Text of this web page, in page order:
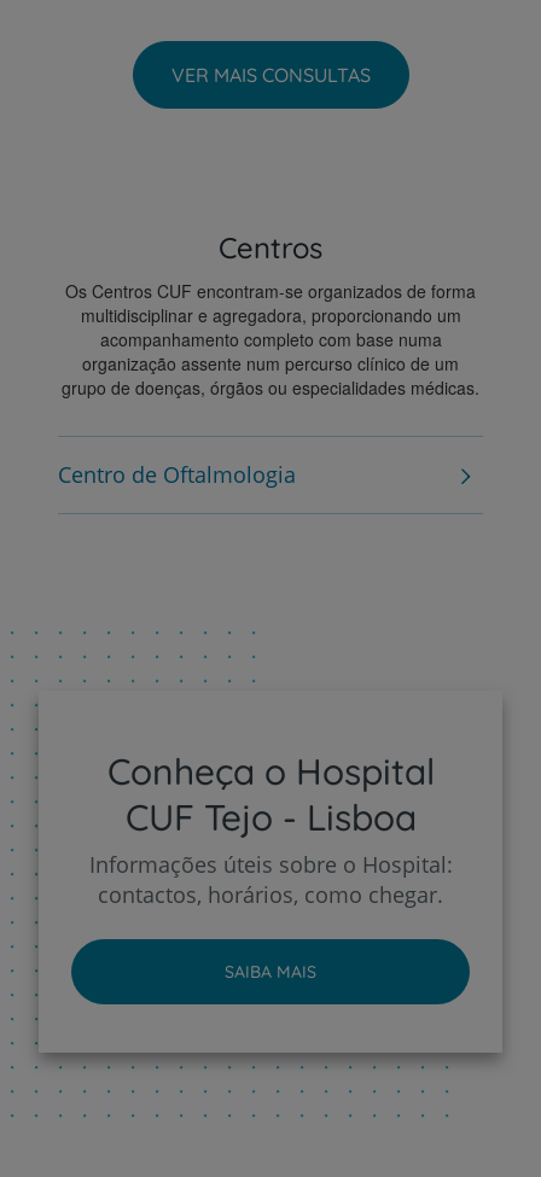
VER MAIS CONSULTAS
Centros
Os Centros CUF encontram-se organizados de forma
multidisciplinar e agregadora, proporcionando um
acompanhamento completo com base numa
organização assente num percurso clínico de um
grupo de doenças, órgãos ou especialidades médicas.
Centro de Oftalmologia
Conheça o Hospital
CUF Tejo - Lisboa
Informações úteis sobre o Hospital:
contactos, horários, como chegar.
SAIBA MAIS